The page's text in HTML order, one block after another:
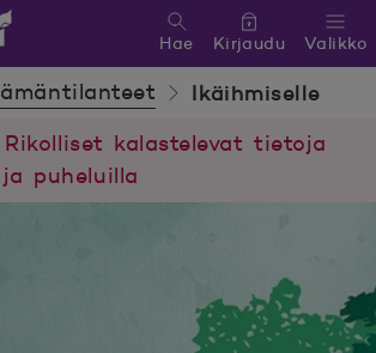
Valikko
Hae Kirjaudu
Ikäihmiselle
kalastelevat tietoja
puheluilla